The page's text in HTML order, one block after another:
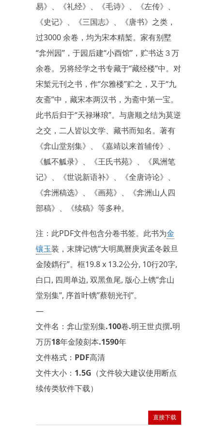
易》、《礼经》、《毛诗》、《左传》、
《史记》、《三国志》、《唐书》之类，
过3000 余卷，均为宋本精椠。家有别墅
“弇州园”，于园后建“小酉馆”，贮书达３万
余卷。另将经学之书专藏于“藏经楼”中。对
宋椠元刊之书，作“尔雅楼”贮之，又于“九
友斋”中，藏宋本两汉书，为斋中第一宝。
此书后归于“天禄琳琅”。与唐顺之结为莫逆
之交，二人皆以文学、藏书而知名。著有
《弇山堂别集》、《嘉靖以来首辅传》、
《觚不觚录》、《王氏书苑》、《凤洲笔
记》、《世说新语补》、《全唐诗论》、
《弇洲稿选》、《画苑》、《弇洲山人四
部稿》、《续稿》等多种。
注：此PDF文件包含分卷书签。此书为金
镶玉装，末牌记镌“大明萬曆庚寅孟冬榖旦
金陵鐫行”。框19.8 x 13.2公分, 10行20字,
白口, 四周单边, 双黑鱼尾, 版心上镌”弇山
堂别集”, 序首叶镌”蔡朝光刊”。
—
文件名：弇山堂别集.100卷.明王世贞撰.明
万历18年金陵刻本.1590年
文件格式：PDF高清
文件大小：1.5G（文件较大建议使用断点
续传类软件下载）
直接下载